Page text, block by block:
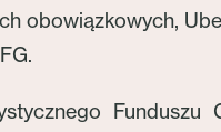
obowiązkowych,
Funduszu